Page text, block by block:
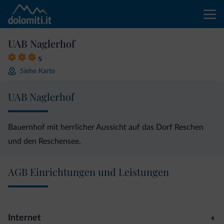
UAB Naglerhof
s
Siehe Karte
UAB Naglerhof
Bauernhof mit herrlicher Aussicht auf das Dorf Reschen
und den Reschensee.
AGB Einrichtungen und Leistungen
Internet